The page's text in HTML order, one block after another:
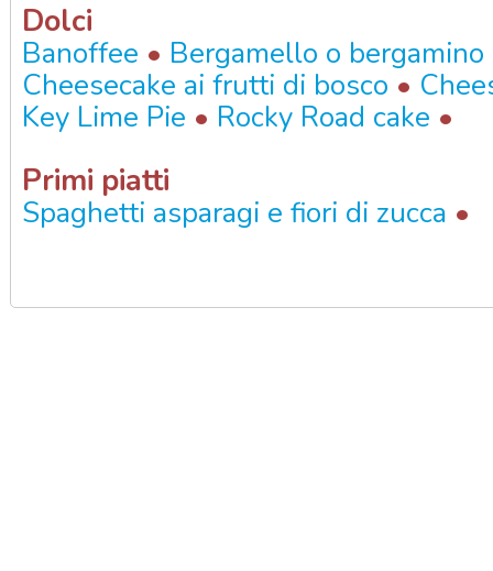
Dolci
Banoffee • Bergamello o bergamino
Cheesecake ai frutti di bosco •
Key Lime Pie • Rocky Road cake •
Primi piatti
Spaghetti asparagi e fiori di zucca •